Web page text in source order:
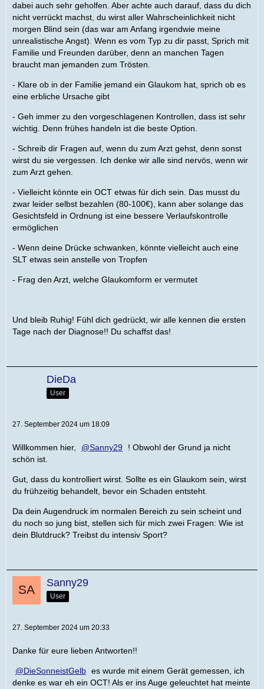
dabei auch sehr geholfen. Aber achte auch darauf, dass du dich
nicht verrückt machst, du wirst aller Wahrscheinlichkeit nicht
morgen Blind sein (das war am Anfang irgendwie meine
unrealistische Angst). Wenn es vom Typ zu dir passt, Sprich mit
Familie und Freunden darüber, denn an manchen Tagen
braucht man jemanden zum Trösten.
- Klare ob in der Familie jemand ein Glaukom hat, sprich ob es
eine erbliche Ursache gibt
- Geh immer zu den vorgeschlagenen Kontrollen, dass ist sehr
wichtig. Denn frühes handeln ist die beste Option.
- Schreib dir Fragen auf, wenn du zum Arzt gehst, denn sonst
wirst du sie vergessen. Ich denke wir alle sind nervös, wenn wir
zum Arzt gehen.
- Vielleicht könnte ein OCT etwas für dich sein. Das musst du
zwar leider selbst bezahlen (80-100€), kann aber solange das
Gesichtsfeld in Ordnung ist eine bessere Verlaufskontrolle
ermöglichen
- Wenn deine Drücke schwanken, könnte vielleicht auch eine
SLT etwas sein anstelle von Tropfen
- Frag den Arzt, welche Glaukomform er vermutet
Und bleib Ruhig! Fühl dich gedrückt, wir alle kennen die ersten
Tage nach der Diagnose!! Du schaffst das!
DieDa
User
27. September 2024 um 18:09
Willkommen hier, Sanny29
! Obwohl der Grund ja nicht
schön ist.
Gut, dass du kontrolliert wirst. Sollte es ein Glaukom sein, wirst
du frühzeitig behandelt, bevor ein Schaden entsteht.
Da dein Augendruck im normalen Bereich zu sein scheint und
du noch so jung bist, stellen sich für mich zwei Fragen: Wie ist
dein Blutdruck? Treibst du intensiv Sport?
Sanny29
User
27. September 2024 um 20:33
Danke für eure lieben Antworten!!
DieSonneistGelb es wurde mit einem Gerät gemessen, ich
denke es war eh ein OCT! Als er ins Auge geleuchtet hat meinte